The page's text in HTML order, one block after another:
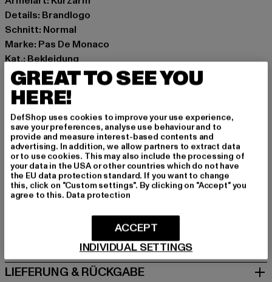
Details: Brandlogo
Schnitt: Normal
Marke: Pas De Monaco
Kat.: Bekleidung
Farbe: schwarz
Hersteller Farbe: black
Materialzusammensetzung: 100% Baumwolle
Art.Nr: 0009015-00007
Hersteller: Zabou House |Krishna@zabou.co.uk
Shelley Road, Ashton-on-Ribble | PR2 2ZH Lancashire |
GB
GRÖSSE & PASSFORM
PFLEGEHINWEISE
LIEFERUNG & RÜCKGABE
GREAT TO SEE YOU
HERE!
DefShop uses cookies to improve your use experience,
save your preferences, analyse use behaviour and to
provide and measure interest-based contents and
advertising. In addition, we allow partners to extract data
or to use cookies. This may also include the processing of
your data in the USA or other countries which do not have
the EU data protection standard. If you want to change
this, click on "Custom settings". By clicking on "Accept" you
agree to this. Data protection
INDIVIDUAL SETTINGS
ACCEPT